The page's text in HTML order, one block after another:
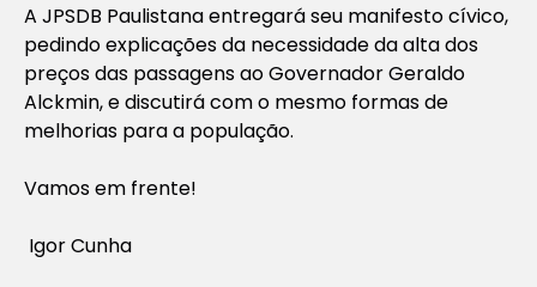
A JPSDB Paulistana entregará seu manifesto cívico,
pedindo explicações da necessidade da alta dos
preços das passagens ao Governador Geraldo
Alckmin, e discutirá com o mesmo formas de
melhorias para a população.
Vamos em frente!
Igor Cunha